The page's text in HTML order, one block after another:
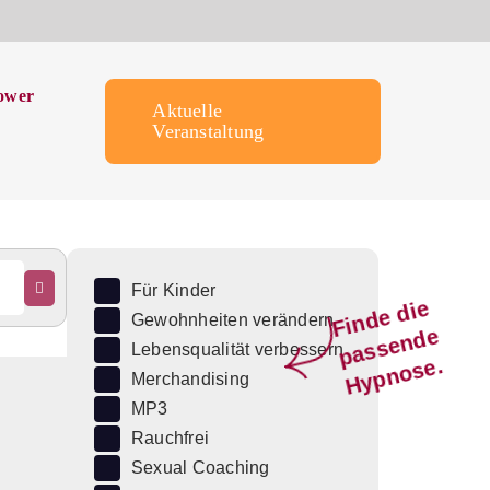
Aktuelle
Veranstaltung
Fi
n
d
e
di
e
p
a
s
s
e
n
d
e
H
y
p
n
o
s
e.
Für Kinder
Gewohnheiten verändern
Lebensqualität verbessern
Merchandising
MP3
Rauchfrei
Sexual Coaching